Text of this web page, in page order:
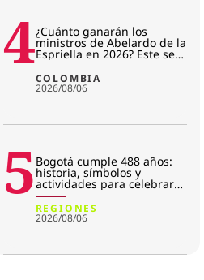
4¿Cuánto ganarán los
ministros de Abelardo de la
Espriella en 2026? Este será
su salario mensual
COLOMBIA
2026/08/06
5 Bogotá cumple 488 años:
historia, símbolos y
actividades para celebrar
su aniversario
REGIONES
2026/08/06